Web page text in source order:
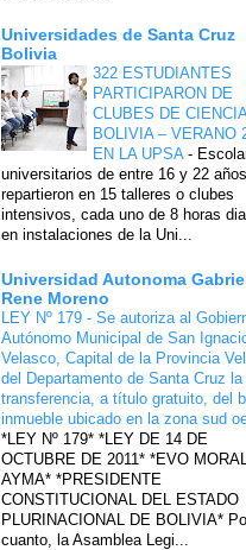
Universidades de Santa Cruz
Bolivia
322 ESTUDIANTES
PARTICIPARON DE
CLUBES DE CIENCIA
BOLIVIA – VERANO
EN LA UPSA -
universitarios de entre 16 y 22
repartieron en 15 talleres o clubes
intensivos, cada uno de 8 horas
en instalaciones de la Uni...
Universidad Autonoma
Rene Moreno
LEY Nº 179 - Se autoriza al
Autónomo Municipal de San
Velasco, Capital de la Provincia
del Departamento de Santa Cruz la
transferencia, a título gratuito, del
inmueble ubicado en la zona sud
*LEY Nº 179* *LEY DE 14 DE
OCTUBRE DE 2011* *EVO
AYMA* *PRESIDENTE
CONSTITUCIONAL DEL ESTADO
PLURINACIONAL DE BOLIVIA*
cuanto, la Asamblea Legi...